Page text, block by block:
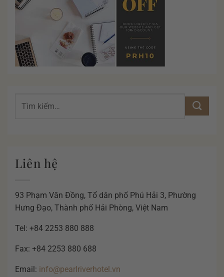
Liên hệ
93 Phạm Văn Đồng, Tổ dân phố Phú Hải 3, Phường
Hưng Đạo, Thành phố Hải Phòng, Việt Nam
Tel: +84 2253 880 888
Fax: +84 2253 880 688
Email: info@pearlriverhotel.vn